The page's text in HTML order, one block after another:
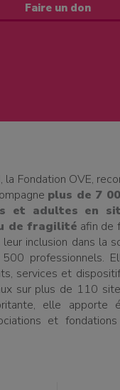
Faire un don
Fondation OVE,
plus de 7
et adultes en
de fragilité afin de
inclusion dans la
professionnels.
services et
sur plus de 110
elle apporte
et